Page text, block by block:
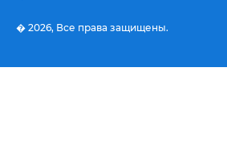
� 2026, Все права защищены.